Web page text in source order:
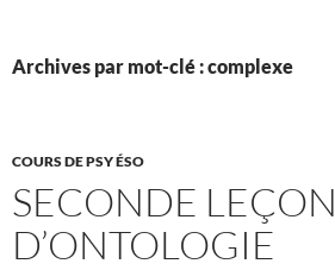
Archives par mot-clé : complexe
COURS DE PSY ÉSO
SECONDE LEÇON
D’ONTOLOGIE